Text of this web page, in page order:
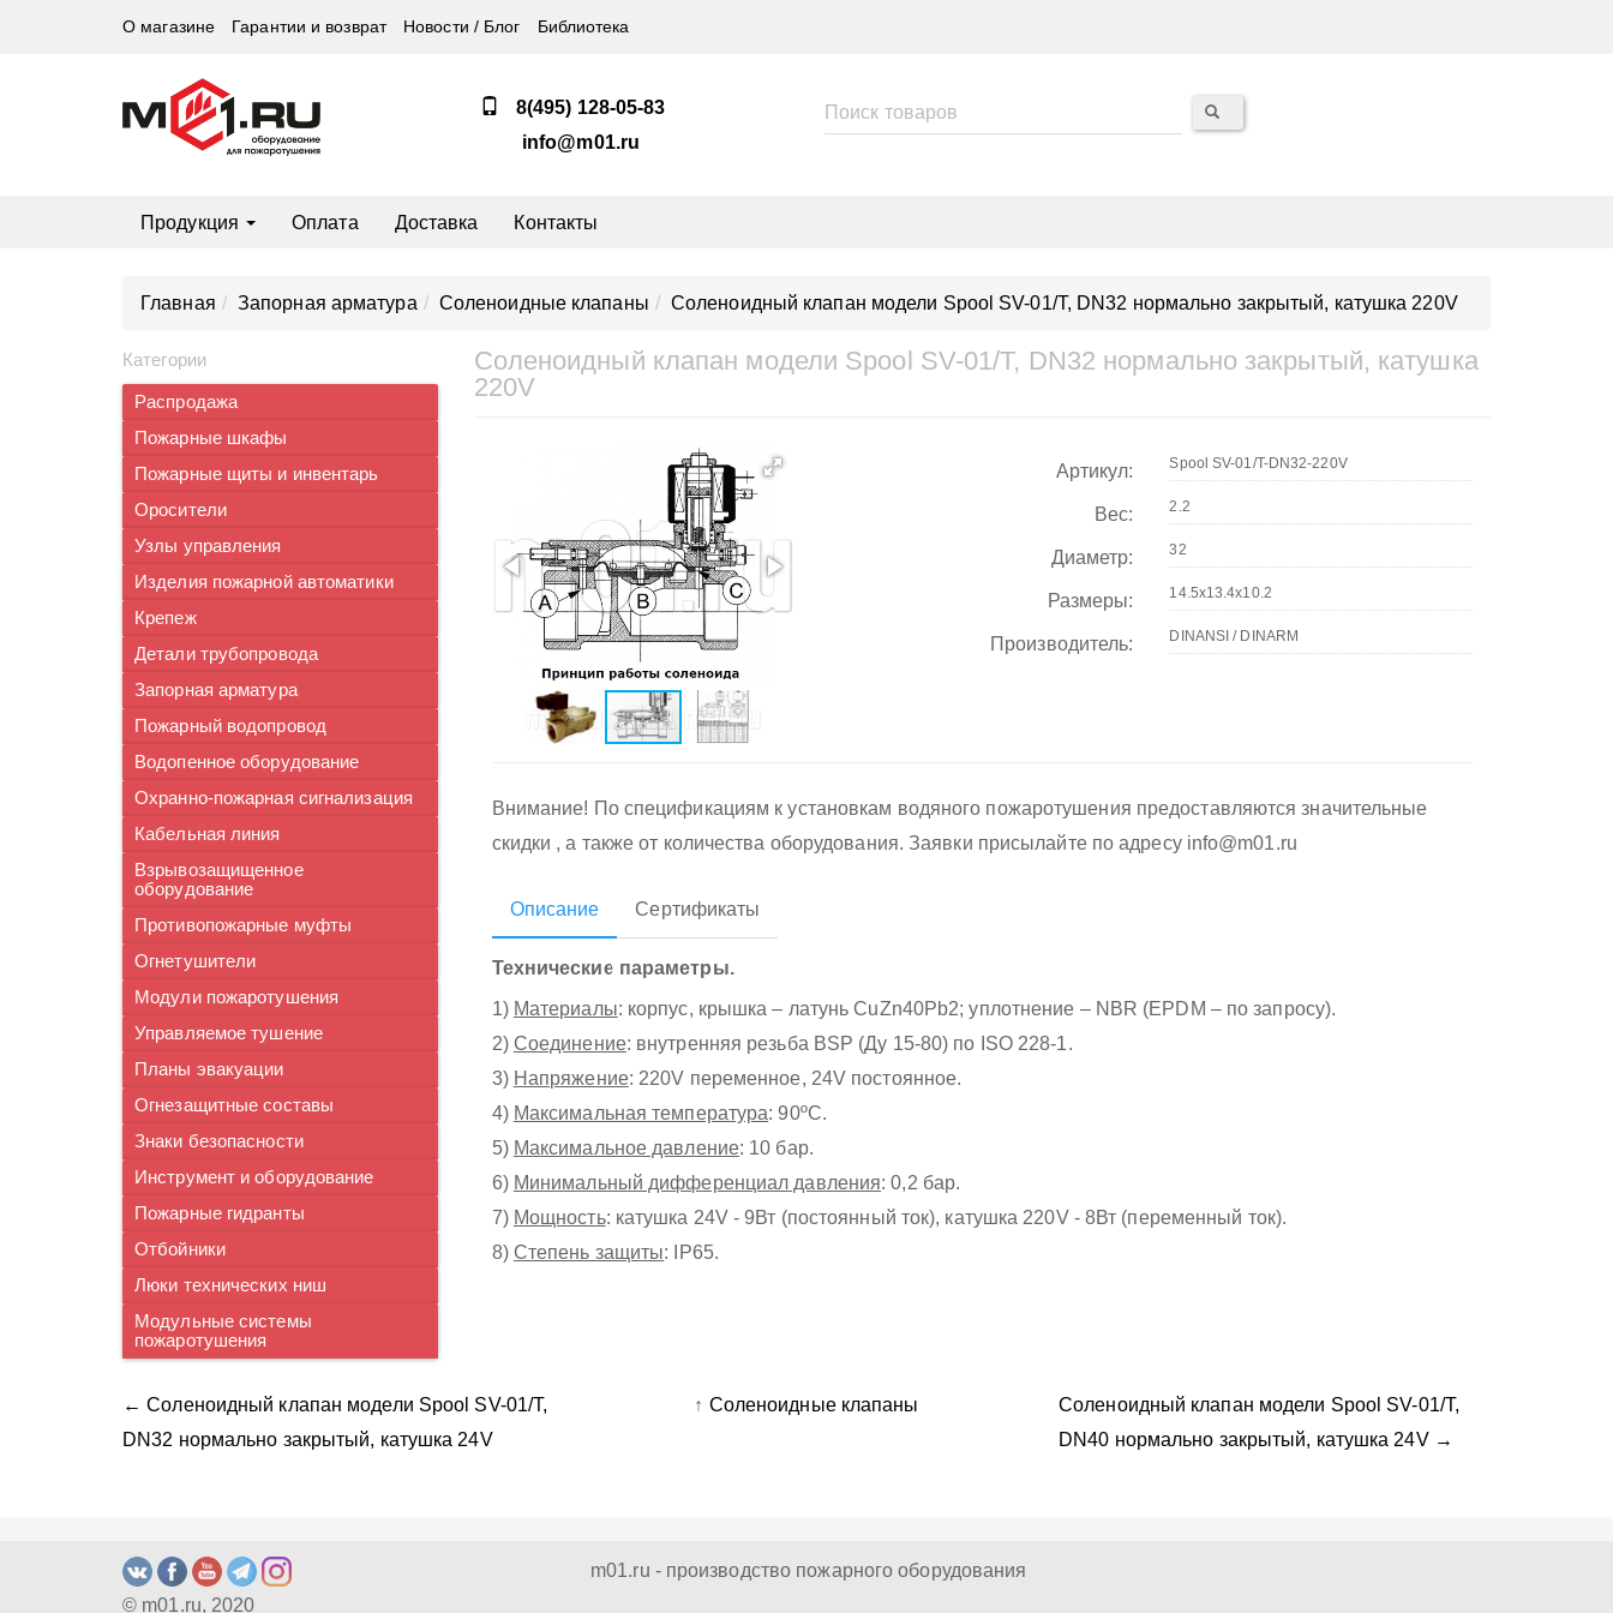
О магазине Гарантии и возврат Новости / Блог Библиотека
8(495) 128-05-83
info@m01.ru
Продукция Оплата Доставка Контакты
Главная Запорная арматура Соленоидные клапаны Соленоидный клапан модели Spool SV-01/T, DN32 нормально закрытый, катушка 220V
Категории
Распродажа
Пожарные шкафы
Пожарные щиты и инвентарь
Оросители
Узлы управления
Изделия пожарной автоматики
Крепеж
Детали трубопровода
Запорная арматура
Пожарный водопровод
Водопенное оборудование
Охранно-пожарная сигнализация
Кабельная линия
Взрывозащищенное
оборудование
Противопожарные муфты
Огнетушители
Модули пожаротушения
Управляемое тушение
Планы эвакуации
Огнезащитные составы
Знаки безопасности
Инструмент и оборудование
Пожарные гидранты
Отбойники
Люки технических ниш
Модульные системы
пожаротушения
Соленоидный клапан модели Spool SV-01/T, DN32 нормально закрытый, катушка
220V
Артикул:
Вес:
Диаметр:
Размеры:
Производитель:
Внимание! По спецификациям к установкам водяного пожаротушения предоставляются значительные
скидки , а также от количества оборудования. Заявки присылайте по адресу info@m01.ru
Описание Сертификаты
Технические параметры.
1) Материалы: корпус, крышка – латунь CuZn40Pb2; уплотнение – NBR (EPDM – по запросу).
2) Соединение: внутренняя резьба BSP (Ду 15-80) по ISO 228-1.
3) Напряжение: 220V переменное, 24V постоянное.
4) Максимальная температура: 90ºС.
5) Максимальное давление: 10 бар.
6) Минимальный дифференциал давления: 0,2 бар.
7) Мощность: катушка 24V - 9Вт (постоянный ток), катушка 220V - 8Вт (переменный ток).
8) Степень защиты: IP65.
← Соленоидный клапан модели Spool SV-01/T,
DN32 нормально закрытый, катушка 24V
↑ Соленоидные клапаны
Соленоидный клапан модели Spool SV-01/T,
DN40 нормально закрытый, катушка 24V →
© m01.ru, 2020
m01.ru - производство пожарного оборудования